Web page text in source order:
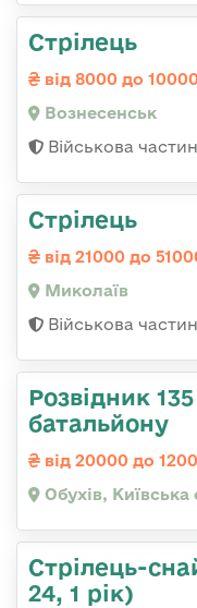
Стрілець
від 8000 до
Вознесенськ
Військова
Стрілець
від 21000 до
Миколаїв
Військова
Розвідник
батальйону
від 20000 до
Обухів, Київська
Стрілець-
24, 1 рік)